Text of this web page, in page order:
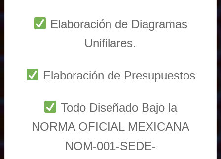
Elaboración de Diagramas
Unifilares.
Elaboración de Presupuestos
Todo Diseñado Bajo la
NORMA OFICIAL MEXICANA
NOM-001-SEDE-